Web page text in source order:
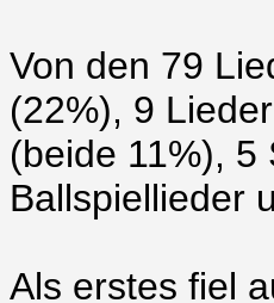
Von den 79
(22%), 9
(beide 11%),
Ballspiellieder
Als erstes fiel